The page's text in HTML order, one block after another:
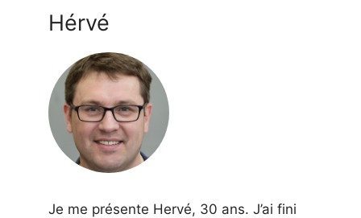
Hérvé
Je me présente Hervé, 30 ans. J’ai fini